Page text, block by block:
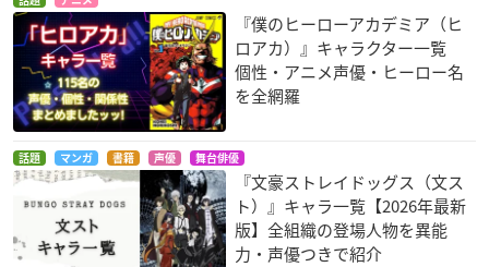
『僕のヒーローアカデミア（ヒ
ロアカ）』キャラクター一覧
個性・アニメ声優・ヒーロー名
を全網羅
話題 マンガ 書籍 声優 舞台俳優
『文豪ストレイドッグス（文ス
ト）』キャラ一覧【2026年最新
版】全組織の登場人物を異能
力・声優つきで紹介